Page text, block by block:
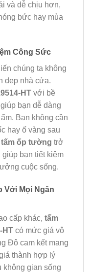
và dễ chịu hơn,
bức hay mùa
Công Sức
chúng ta không
dẹp nhà cửa.
HT với bề
bạn dễ dàng
Bạn không cần
hay ố vàng sau
tấm ốp tường trở
bạn tiết kiệm
cuộc sống.
Với Mọi Ngân
cấp khác, tấm
HT có mức giá vô
Đô cam kết mang
thành hợp lý
không gian sống